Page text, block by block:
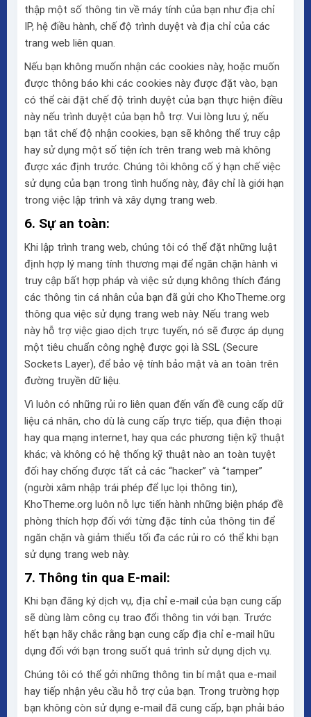
thập một số thông tin về máy tính của bạn như địa chỉ
IP, hệ điều hành, chế độ trình duyệt và địa chỉ của các
trang web liên quan.
Nếu bạn không muốn nhận các cookies này, hoặc muốn
được thông báo khi các cookies này được đặt vào, bạn
có thể cài đặt chế độ trình duyệt của bạn thực hiện điều
này nếu trình duyệt của bạn hỗ trợ. Vui lòng lưu ý, nếu
bạn tắt chế độ nhận cookies, bạn sẽ không thể truy cập
hay sử dụng một số tiện ích trên trang web mà không
được xác định trước. Chúng tôi không cố ý hạn chế việc
sử dụng của bạn trong tình huống này, đây chỉ là giới hạn
trong việc lập trình và xây dựng trang web.
6. Sự an toàn:
Khi lập trình trang web, chúng tôi có thể đặt những luật
định hợp lý mang tính thương mại để ngăn chặn hành vi
truy cập bất hợp pháp và việc sử dụng không thích đáng
các thông tin cá nhân của bạn đã gửi cho KhoTheme.org
thông qua việc sử dụng trang web này. Nếu trang web
này hỗ trợ việc giao dịch trực tuyến, nó sẽ được áp dụng
một tiêu chuẩn công nghệ được gọi là SSL (Secure
Sockets Layer), để bảo vệ tính bảo mật và an toàn trên
đường truyền dữ liệu.
Vì luôn có những rủi ro liên quan đến vấn đề cung cấp dữ
liệu cá nhân, cho dù là cung cấp trực tiếp, qua điện thoại
hay qua mạng internet, hay qua các phương tiện kỹ thuật
khác; và không có hệ thống kỹ thuật nào an toàn tuyệt
đối hay chống được tất cả các “hacker” và “tamper”
(người xâm nhập trái phép để lục lọi thông tin),
KhoTheme.org luôn nỗ lực tiến hành những biện pháp đề
phòng thích hợp đối với từng đặc tính của thông tin để
ngăn chặn và giảm thiểu tối đa các rủi ro có thể khi bạn
sử dụng trang web này.
7. Thông tin qua E-mail:
Khi bạn đăng ký dịch vụ, địa chỉ e-mail của bạn cung cấp
sẽ dùng làm công cụ trao đổi thông tin với bạn. Trước
hết bạn hãy chắc rằng bạn cung cấp địa chỉ e-mail hữu
dụng đối với bạn trong suốt quá trình sử dụng dịch vụ.
Chúng tôi có thể gởi những thông tin bí mật qua e-mail
hay tiếp nhận yêu cầu hỗ trợ của bạn. Trong trường hợp
bạn không còn sử dụng e-mail đã cung cấp, bạn phải báo